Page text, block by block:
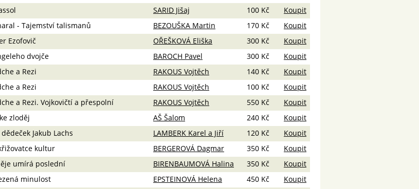
SARID Jišaj 100 Kč
Koupit
- Tajemství talismanů BEZOUŠKA Martin 170 Kč
Koupit
Ezofovič OŘEŠKOVÁ Eliška 300 Kč
Koupit
dvojče BAROCH Pavel 300 Kč
Koupit
a Rezi RAKOUS Vojtěch 140 Kč
Koupit
a Rezi RAKOUS Vojtěch 100 Kč
Koupit
a Rezi. Vojkovičtí a přespolní RAKOUS Vojtěch 550 Kč
Koupit
zloděj AŠ Šalom 240 Kč
Koupit
Jakub Lachs LAMBERK Karel a Jiří 120 Kč
Koupit
kultur BERGEROVÁ Dagmar 350 Kč
Koupit
umírá poslední BIRENBAUMOVÁ Halina 350 Kč
Koupit
minulost EPSTEINOVÁ Helena 450 Kč Koupit